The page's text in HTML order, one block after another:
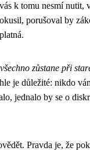
k tomu nesmí nutit,
porušoval by
všechno zůstane při
je důležité: nikdo
jednalo by se o
Pravda je, že